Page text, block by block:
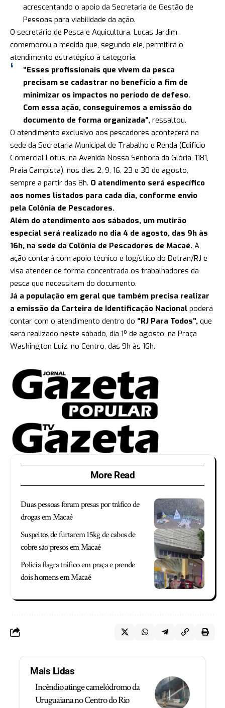
acrescentando o apoio da Secretaria de Gestão de
Pessoas para viabilidade da ação.
O secretário de Pesca e Aquicultura, Lucas Jardim,
comemorou a medida que, segundo ele, permitirá o
atendimento estratégico à categoria.
“Esses profissionais que vivem da pesca
precisam se cadastrar no benefício a fim de
minimizar os impactos no período de defeso.
Com essa ação, conseguiremos a emissão do
documento de forma organizada”,ressaltou.
O atendimento exclusivo aos pescadores acontecerá na
sede da Secretaria Municipal de Trabalho e Renda (Edifício
Comercial Lotus, na Avenida Nossa Senhora da Glória, 1181,
Praia Campista), nos dias 2, 9, 16, 23 e 30 de agosto,
sempre a partir das 8h. O atendimento será específico
aos nomes listados para cada dia, conforme envio
pela Colônia de Pescadores.
Além do atendimento aos sábados, um mutirão
especial será realizado no dia 4 de agosto, das 9h às
16h, na sede da Colônia de Pescadores de Macaé. A
ação contará com apoio técnico e logístico do Detran/RJ e
visa atender de forma concentrada os trabalhadores da
pesca que necessitam do documento.
Já a população em geral que também precisa realizar
a emissão da Carteira de Identificação Nacional poderá
contar com o atendimento dentro do “RJ Para Todos”, que
será realizado neste sábado, dia 1º de agosto, na Praça
Washington Luiz, no Centro, das 9h às 16h.
More Read
Duas pessoas foram presas por tráfico de
drogas em Macaé
Suspeitos de furtarem 15kg de cabos de
cobre são presos em Macaé
Polícia flagra tráfico em praça e prende
dois homens em Macaé
Mais Lidas
Incêndio atinge camelódromo da
Uruguaiana no Centro do Rio